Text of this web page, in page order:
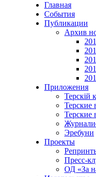
Главная
События
Публикации
Архив
Приложения
Терскiй
Терские
Терские
Эребуни
Проекты
Пресс-
ОД «За